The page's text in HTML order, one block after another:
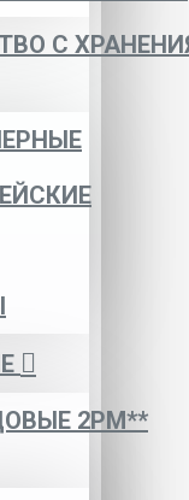
С
2РМ**